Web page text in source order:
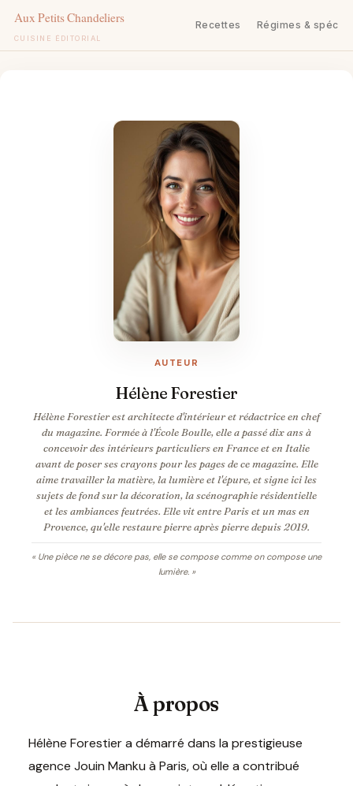
CUISINE ÉDITORIAL
Recettes Régimes &
AUTEUR
Hélène Forestier
Hélène Forestier est architecte d'intérieur et rédactrice en chef
du magazine. Formée à l'École Boulle, elle a passé dix ans à
concevoir des intérieurs particuliers en France et en Italie
avant de poser ses crayons pour les pages de ce magazine. Elle
aime travailler la matière, la lumière et l'épure, et signe ici les
sujets de fond sur la décoration, la scénographie résidentielle
et les ambiances feutrées. Elle vit entre Paris et un mas en
Provence, qu'elle restaure pierre après pierre depuis 2019.
« Une pièce ne se décore pas, elle se compose comme on compose une
lumière. »
À propos
Hélène Forestier a démarré dans la prestigieuse
agence Jouin Manku à Paris, où elle a contribué